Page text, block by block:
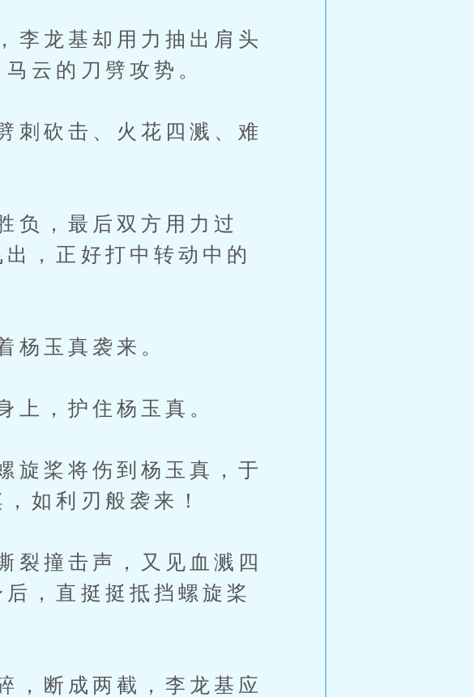
龙基却用力抽出肩头
云的刀劈攻势。
砍击、火花四溅、难
，最后双方用力过
，正好打中转动中的
玉真袭来。
，护住杨玉真。
桨将伤到杨玉真，于
如利刃般袭来！
撞击声，又见血溅四
，直挺挺抵挡螺旋桨
断成两截，李龙基应